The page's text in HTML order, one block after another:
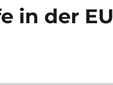
in der